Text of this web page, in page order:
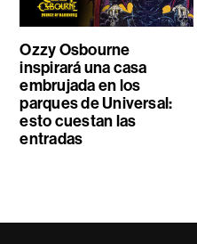
Ozzy Osbourne
inspirará una casa
embrujada en los
parques de Universal:
esto cuestan las
entradas